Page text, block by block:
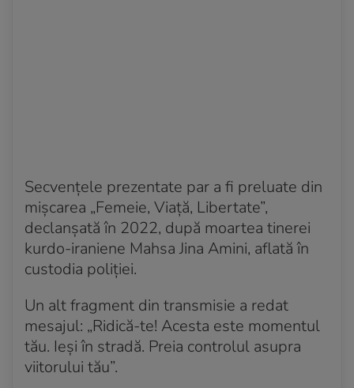
Secvențele prezentate par a fi preluate din
mișcarea „Femeie, Viață, Libertate”,
declanșată în 2022, după moartea tinerei
kurdo-iraniene Mahsa Jina Amini, aflată în
custodia poliției.
Un alt fragment din transmisie a redat
mesajul: „Ridică-te! Acesta este momentul
tău. Ieși în stradă. Preia controlul asupra
viitorului tău”.